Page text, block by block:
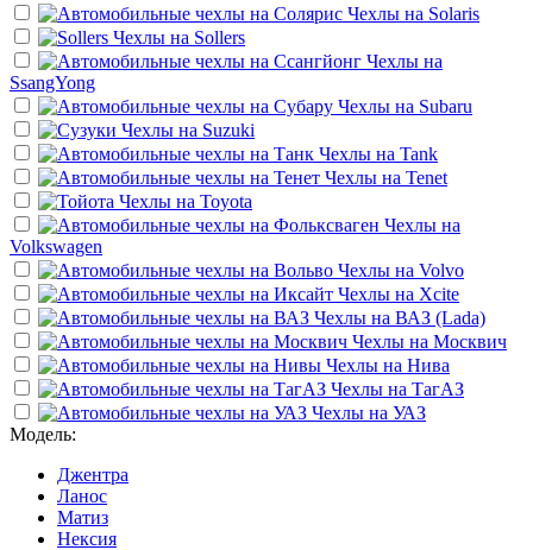
Чехлы на Solaris
Чехлы на Sollers
Чехлы на
SsangYong
Чехлы на Subaru
Чехлы на Suzuki
Чехлы на Tank
Чехлы на Tenet
Чехлы на Toyota
Чехлы на
Volkswagen
Чехлы на Volvo
Чехлы на Xcite
Чехлы на ВАЗ (Lada)
Чехлы на Москвич
Чехлы на Нива
Чехлы на ТагАЗ
Чехлы на УАЗ
Модель:
Джентра
Ланос
Матиз
Нексия